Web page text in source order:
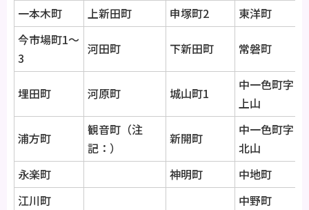
一本木町 上新田町 申塚町2
東洋町
今市場町1～
3
河田町 下新田町 常磐町
埋田町 河原町 城山町1
中一色町字
上山
浦方町
観音町（注
記：）
新開町
中一色町字
北山
永楽町
神明町
中地町
江川町
中野町